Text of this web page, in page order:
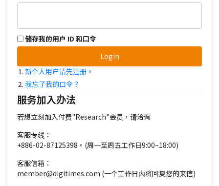
储存我的用户 ID 和口令
Login
新个人用户请先注册。
我忘了我的口令？
服务加入办法
若想立刻加入付费"Research"会员，请洽询
客服专线：
+886-02-87125398。(周一至周五工作日9:00~18:00)
客服信箱：
member@digitimes.com (一个工作日内将回复您的来信)